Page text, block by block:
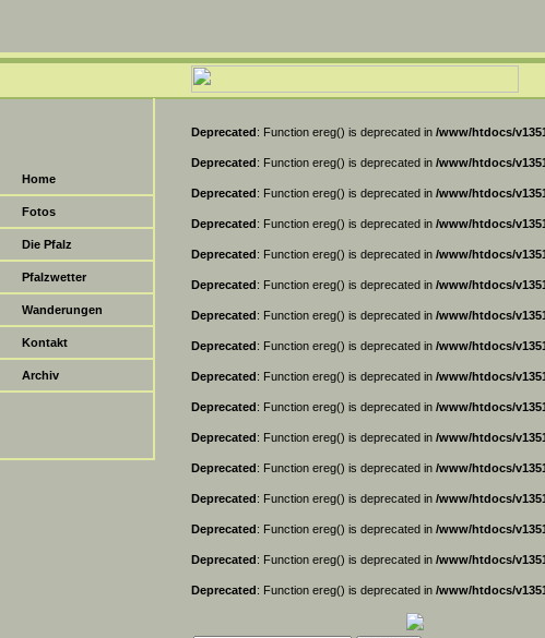
Home
Fotos
Die Pfalz
Pfalzwetter
Wanderungen
Kontakt
Archiv
Deprecated: Function ereg() is deprecated in /www/htdocs/
Deprecated: Function ereg() is deprecated in /www/htdocs/
Deprecated: Function ereg() is deprecated in /www/htdocs/
Deprecated: Function ereg() is deprecated in /www/htdocs/
Deprecated: Function ereg() is deprecated in /www/htdocs/
Deprecated: Function ereg() is deprecated in /www/htdocs/
Deprecated: Function ereg() is deprecated in /www/htdocs/
Deprecated: Function ereg() is deprecated in /www/htdocs/
Deprecated: Function ereg() is deprecated in /www/htdocs/
Deprecated: Function ereg() is deprecated in /www/htdocs/
Deprecated: Function ereg() is deprecated in /www/htdocs/
Deprecated: Function ereg() is deprecated in /www/htdocs/
Deprecated: Function ereg() is deprecated in /www/htdocs/
Deprecated: Function ereg() is deprecated in /www/htdocs/
Deprecated: Function ereg() is deprecated in /www/htdocs/
Deprecated: Function ereg() is deprecated in /www/htdocs/